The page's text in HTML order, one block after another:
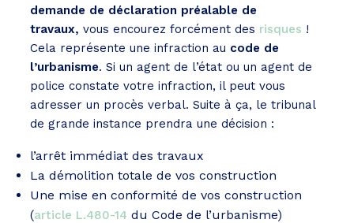
demande de déclaration préalable de
travaux, vous encourez forcément des risques !
Cela représente une infraction au code de
l’urbanisme. Si un agent de l’état ou un agent de
police constate votre infraction, il peut vous
adresser un procès verbal. Suite à ça, le tribunal
de grande instance prendra une décision :
l’arrêt immédiat des travaux
La démolition totale de vos construction
Une mise en conformité de vos construction
(article L.480-14 du Code de l’urbanisme)